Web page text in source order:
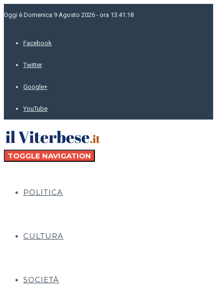
Oggi è Domenica 9 Agosto 2026 - ora 13:41:18
Facebook
Twitter
Google+
YouTube
TOGGLE NAVIGATION
POLITICA
CULTURA
SOCIETÀ